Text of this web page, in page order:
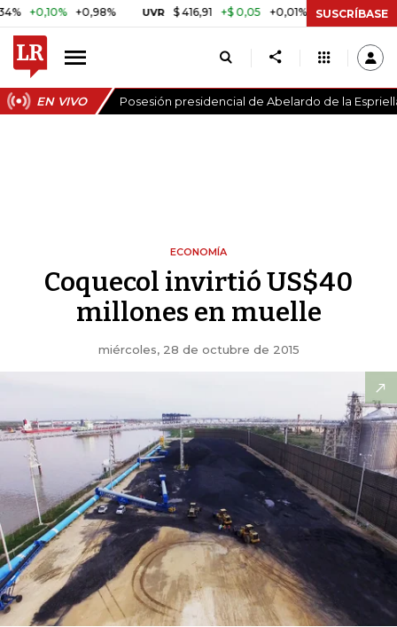
+0,98% UVR $ 416,91 +$ 0,05 +0,01% BITCOIN US$
SUSCRÍBASE
EN VIVO Posesión presidencial de Abelardo de la
ECONOMÍA
Coquecol invirtió US$40
millones en muelle
miércoles, 28 de octubre de 2015